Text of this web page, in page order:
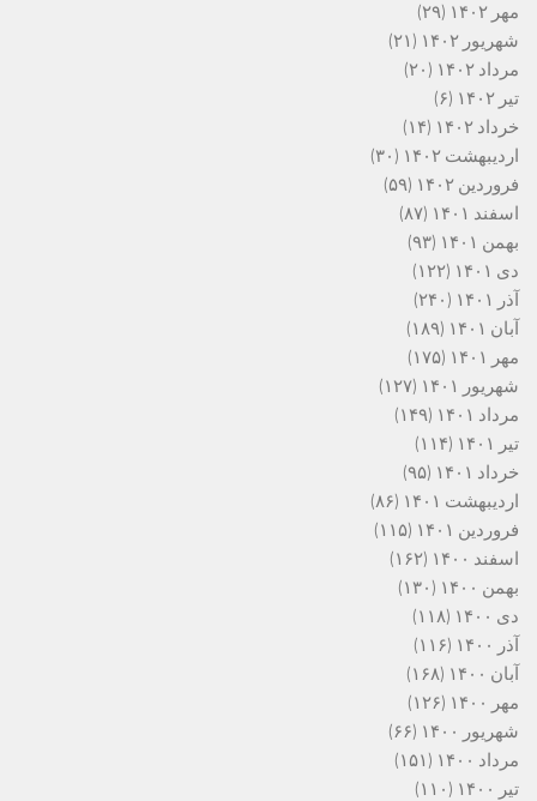
مهر ۱۴۰۲
(۲۹)
شهریور ۱۴۰۲
(۲۱)
مرداد ۱۴۰۲
(۲۰)
تیر ۱۴۰۲
(۶)
خرداد ۱۴۰۲
(۱۴)
اردیبهشت ۱۴۰۲
(۳۰)
فروردین ۱۴۰۲
(۵۹)
اسفند ۱۴۰۱
(۸۷)
بهمن ۱۴۰۱
(۹۳)
دی ۱۴۰۱
(۱۲۲)
آذر ۱۴۰۱
(۲۴۰)
آبان ۱۴۰۱
(۱۸۹)
مهر ۱۴۰۱
(۱۷۵)
شهریور ۱۴۰۱
(۱۲۷)
مرداد ۱۴۰۱
(۱۴۹)
تیر ۱۴۰۱
(۱۱۴)
خرداد ۱۴۰۱
(۹۵)
اردیبهشت ۱۴۰۱
(۸۶)
فروردین ۱۴۰۱
(۱۱۵)
اسفند ۱۴۰۰
(۱۶۲)
بهمن ۱۴۰۰
(۱۳۰)
دی ۱۴۰۰
(۱۱۸)
آذر ۱۴۰۰
(۱۱۶)
آبان ۱۴۰۰
(۱۶۸)
مهر ۱۴۰۰
(۱۲۶)
شهریور ۱۴۰۰
(۶۶)
مرداد ۱۴۰۰
(۱۵۱)
تیر ۱۴۰۰
(۱۱۰)